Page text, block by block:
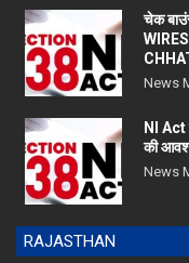
चेक
News
NI Act
की
News
RAJASTHAN